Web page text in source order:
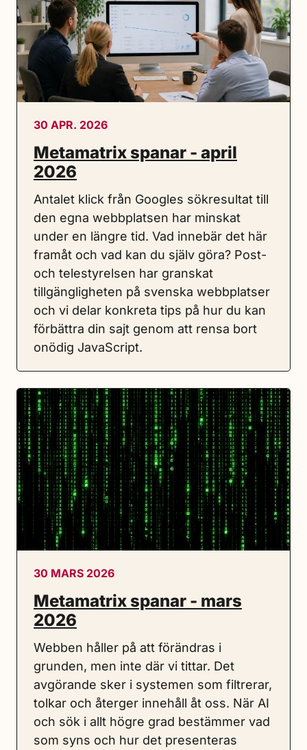
30 APR. 2026
Metamatrix spanar - april
2026
Antalet klick från Googles sökresultat till
den egna webbplatsen har minskat
under en längre tid. Vad innebär det här
framåt och vad kan du själv göra? Post-
och telestyrelsen har granskat
tillgängligheten på svenska webbplatser
och vi delar konkreta tips på hur du kan
förbättra din sajt genom att rensa bort
onödig JavaScript.
30 MARS 2026
Metamatrix spanar - mars
2026
Webben håller på att förändras i
grunden, men inte där vi tittar. Det
avgörande sker i systemen som filtrerar,
tolkar och återger innehåll åt oss. När AI
och sök i allt högre grad bestämmer vad
som syns och hur det presenteras